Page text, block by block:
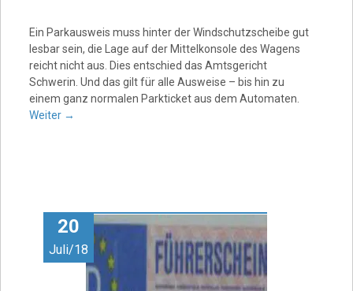
Ein Parkausweis muss hinter der Windschutzscheibe gut
lesbar sein, die Lage auf der Mittelkonsole des Wagens
reicht nicht aus. Dies entschied das Amtsgericht
Schwerin. Und das gilt für alle Ausweise – bis hin zu
einem ganz normalen Parkticket aus dem Automaten.
Weiter →
20
Juli/18